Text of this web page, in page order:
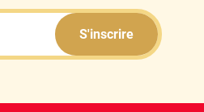
S'inscrire